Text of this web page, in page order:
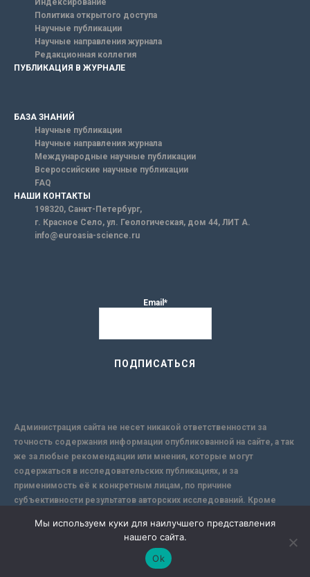
Индексирование
Политика открытого доступа
Научные публикации
Научные направления журнала
Редакционная коллегия
ПУБЛИКАЦИЯ В ЖУРНАЛЕ
БАЗА ЗНАНИЙ
Научные публикации
Научные направления журнала
Международные научные публикации
Всероссийские научные публикации
FAQ
НАШИ КОНТАКТЫ
198320, Санкт-Петербург,
г. Красное Село, ул. Геологическая, дом 44, ЛИТ А.
info@euroasia-science.ru
Email*
Администрация сайта не несет никакой ответственности за
точность содержания информации опубликованной на сайте, а так
же за любые рекомендации или мнения, которые могут
содержаться в исследовательских публикациях, и за
применимость её к конкретным лицам, по причине
субъективности результатов авторских исследований. Кроме
надежной защиты информации, Сайт не несет ответственности за
информацию, присылаемую через интернет.
Мы используем куки для наилучшего представления
нашего сайта.
Ok